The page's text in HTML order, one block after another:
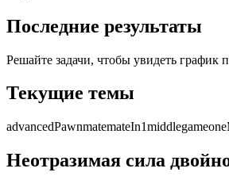
Последние результаты
Решайте задачи, чтобы увидеть график
Текущие темы
advancedPawnmatemateIn1middlegame
Неотразимая сила